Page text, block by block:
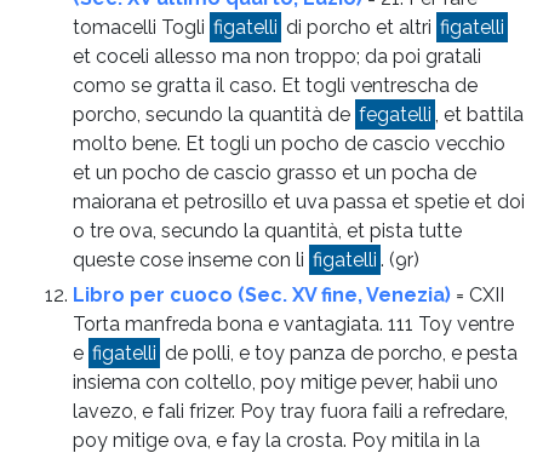
tomacelli Togli figatelli di porcho et altri figatelli
et coceli allesso ma non troppo; da poi gratali
como se gratta il caso. Et togli ventrescha de
porcho, secundo la quantità de fegatelli , et battila
molto bene. Et togli un pocho de cascio vecchio
et un pocho de cascio grasso et un pocha de
maiorana et petrosillo et uva passa et spetie et doi
o tre ova, secundo la quantità, et pista tutte
queste cose inseme con li figatelli . (9r)
Libro per cuoco (Sec. XV fine, Venezia) = CXII
Torta manfreda bona e vantagiata. 111 Toy ventre
e figatelli de polli, e toy panza de porcho, e pesta
insiema con coltello, poy mitige pever, habii uno
lavezo, e fali frizer. Poy tray fuora faili a refredare,
poy mitige ova, e fay la crosta. Poy mitila in la